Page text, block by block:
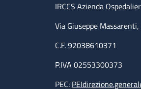
IRCCS Azienda
Via Giuseppe
C.F. 92038610371
P.IVA 02553300373
PEC: